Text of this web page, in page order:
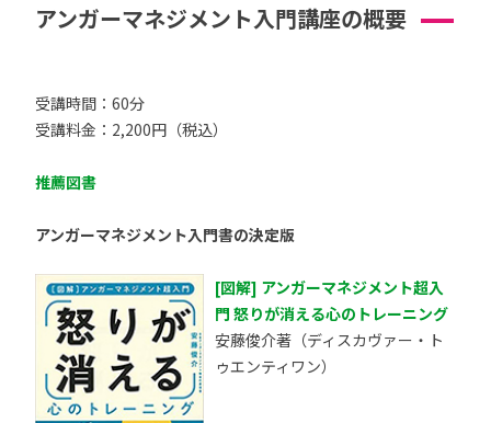
アンガーマネジメント入門講座の概要
受講時間：60分
受講料金：2,200円（税込）
推薦図書
アンガーマネジメント入門書の決定版
[図解] アンガーマネジメント超入
門 怒りが消える心のトレーニング
安藤俊介著（ディスカヴァー・ト
ゥエンティワン）